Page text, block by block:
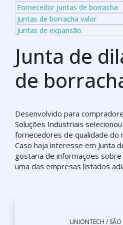
Fornecedor juntas de borracha
Juntas de borracha valor
Juntas de expansão
Junta de
de
Desenvolvido para
Soluções Industriais
fornecedores de qualidade do
Caso haja interesse em Junta
gostaria de informações sobre
uma das empresas listados
UNIONTECH / SÃO